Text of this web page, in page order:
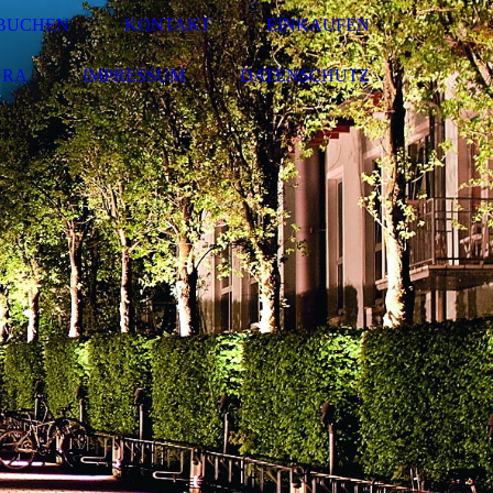
KONTAKT EINKAUFEN
IMPRESSUM DATENSCHUTZ